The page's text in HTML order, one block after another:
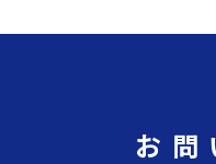
お問